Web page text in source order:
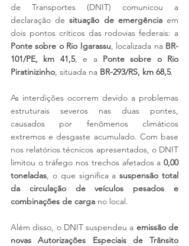
de Transportes (DNIT) comunicou a
declaração de situação de emergência em
Ponte sobre o Rio Igarassu, localizada na BR-
101/PE, km 41,5, e a Ponte sobre o Rio
Piratinizinho, situada na BR-293/RS, km 68,5.
As interdições ocorrem devido a problemas
estruturais severos nas duas pontes,
causados por fenômenos climáticos
extremos e desgaste acumulado. Com base
nos relatórios técnicos apresentados, o DNIT
limitou o tráfego nos trechos afetados a 0,00
toneladas, o que significa a suspensão total
da circulação de veículos pesados e
combinações de carga no local.
Além disso, o DNIT suspendeu a emissão de
novas Autorizações Especiais de Trânsito